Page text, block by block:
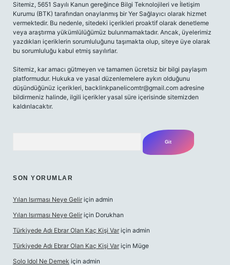
Sitemiz, 5651 Sayılı Kanun gereğince Bilgi Teknolojileri ve İletişim
Kurumu (BTK) tarafından onaylanmış bir Yer Sağlayıcı olarak hizmet
vermektedir. Bu nedenle, sitedeki içerikleri proaktif olarak denetleme
veya araştırma yükümlülüğümüz bulunmamaktadır. Ancak, üyelerimiz
yazdıkları içeriklerin sorumluluğunu taşımakta olup, siteye üye olarak
bu sorumluluğu kabul etmiş sayılırlar.
Sitemiz, kar amacı gütmeyen ve tamamen ücretsiz bir bilgi paylaşım
platformudur. Hukuka ve yasal düzenlemelere aykırı olduğunu
düşündüğünüz içerikleri, backlinkpanelicomtr@gmail.com adresine
bildirmeniz halinde, ilgili içerikler yasal süre içerisinde sitemizden
kaldırılacaktır.
SON YORUMLAR
Yılan Isırması Neye Gelir için admin
Yılan Isırması Neye Gelir için Dorukhan
Türkiyede Adı Ebrar Olan Kaç Kişi Var için admin
Türkiyede Adı Ebrar Olan Kaç Kişi Var için Müge
Solo Idol Ne Demek için admin